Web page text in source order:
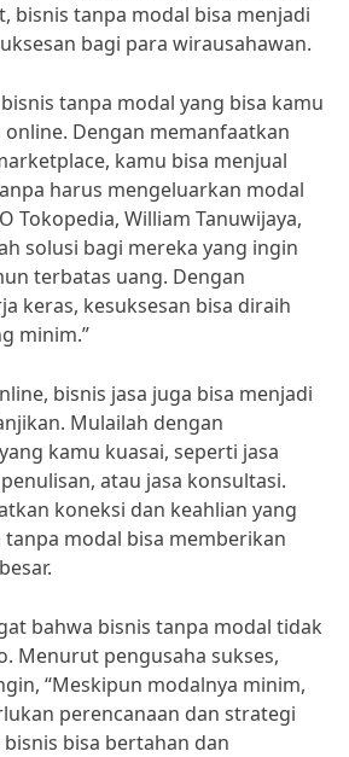
bisnis tanpa modal bisa menjadi
bagi para wirausahawan.
tanpa modal yang bisa kamu
online. Dengan memanfaatkan
kamu bisa menjual
harus mengeluarkan modal
Tokopedia, William Tanuwijaya,
solusi bagi mereka yang ingin
terbatas uang. Dengan
keras, kesuksesan bisa diraih
minim.”
bisnis jasa juga bisa menjadi
Mulailah dengan
kamu kuasai, seperti jasa
atau jasa konsultasi.
koneksi dan keahlian yang
tanpa modal bisa memberikan
bahwa bisnis tanpa modal tidak
Menurut pengusaha sukses,
“Meskipun modalnya minim,
perencanaan dan strategi
bisa bertahan dan